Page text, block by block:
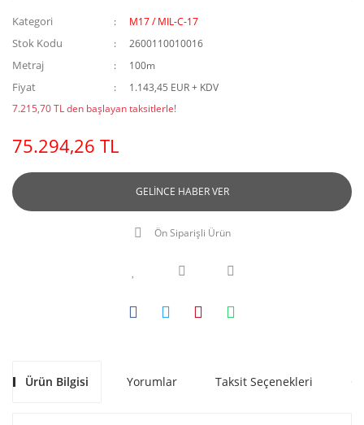
Kategori M17 / MIL-C-17
Stok Kodu 2600110010016
Metraj 100m
Fiyat
1.143,45 EUR + KDV
7.215,70 TL den başlayan taksitlerle!
75.294,26 TL
GELİNCE HABER VER
Ön Siparişli Ürün
Ürün Bilgisi Yorumlar Taksit Seçenekleri